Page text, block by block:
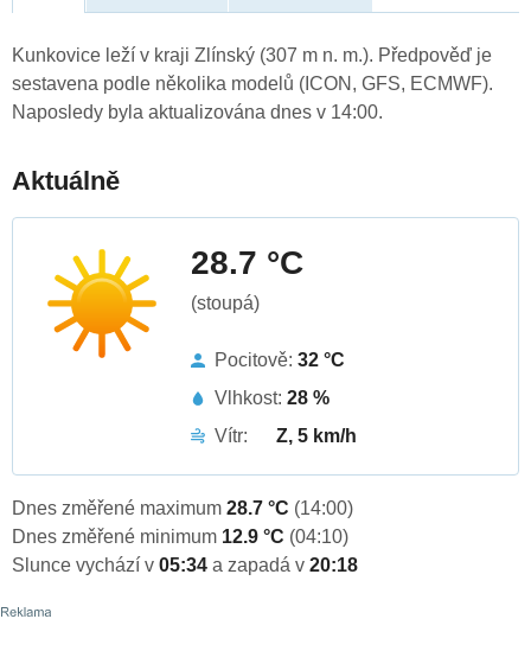
Kunkovice leží v kraji Zlínský (307 m n. m.). Předpověď je
sestavena podle několika modelů (ICON, GFS, ECMWF).
Naposledy byla aktualizována dnes v 14:00.
Aktuálně
28.7 °C
(stoupá)
Pocitově: 32 °C
Vlhkost: 28 %
Vítr:
Z, 5 km/h
Dnes změřené maximum 28.7 °C (14:00)
Dnes změřené minimum 12.9 °C (04:10)
Slunce vychází v 05:34 a zapadá v 20:18